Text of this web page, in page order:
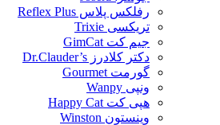
رفلکس پلاس Reflex Plus
تریکسی Trixie
جیم کت GimCat
دکتر کلادرز Dr.Clauder’s
گورمت Gourmet
ونپی Wanpy
هپی کت Happy Cat
وینستون Winston